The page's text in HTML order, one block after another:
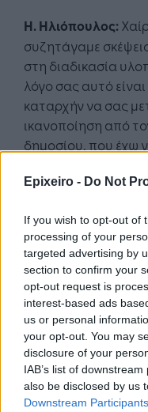
Epixeiro - Do Not
If you wish to opt-out of
processing of your
targeted advertising by
section to confirm your
opt-out request is
interest-based ads
us or personal
your opt-out. You may
disclosure of your
IAB’s list of
also be disclosed by us
Downstream Participants
Η. Ηλιόπουλος:
συζητάγαμε
στη διαδικασία
λόγο σας αυτό
καταρχήν να σας
ικανοποίηση από
δημοσίου, που έχω
εκτίμηση, αλλά
δώσατε και
είπατε εκεί, αλλά
ιδιαίτερη
αυτό της τρίτης
οδεύουμε και
γίνεται καλύτερη
περισσότερο -το
μεταφέρω και της
πεις στον κύριο
εμβόλια και να